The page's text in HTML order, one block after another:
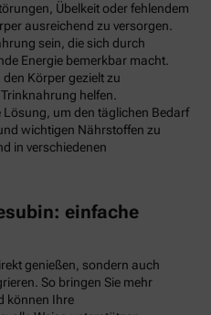
Übelkeit oder fehlendem
ausreichend zu versorgen.
sein, die sich durch
Energie bemerkbar macht.
Körper gezielt zu
helfen.
Lösung, um den täglichen Bedarf
wichtigen Nährstoffen zu
in verschiedenen
einfache
genießen, sondern auch
So bringen Sie mehr
können Ihre